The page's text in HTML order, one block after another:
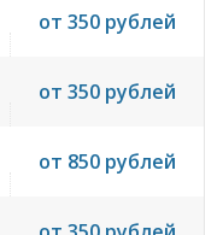
от 350 рублей
от 350 рублей
от 850 рублей